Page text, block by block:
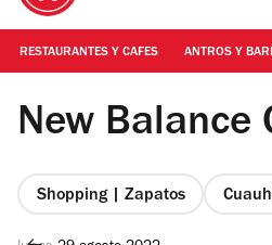
RESTAURANTES Y CAFES ANTROS Y
Foto: New Balance
New Balance
Shopping | Zapatos